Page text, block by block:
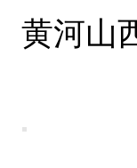
黄河山